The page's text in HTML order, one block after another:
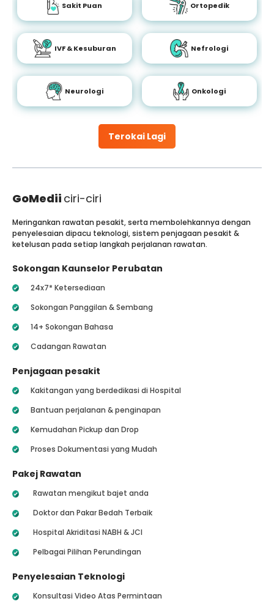
Terokai Lagi
Sakit Puan Ortopedik
IVF & Kesuburan Nefrologi
Neurologi Onkologi
GoMedii ciri-ciri
Meringankan rawatan pesakit, serta membolehkannya dengan
penyelesaian dipacu teknologi, sistem penjagaan pesakit &
ketelusan pada setiap langkah perjalanan rawatan.
Sokongan Kaunselor Perubatan
24x7* Ketersediaan
Sokongan Panggilan & Sembang
14+ Sokongan Bahasa
Cadangan Rawatan
Penjagaan pesakit
Kakitangan yang berdedikasi di Hospital
Bantuan perjalanan & penginapan
Kemudahan Pickup dan Drop
Proses Dokumentasi yang Mudah
Pakej Rawatan
Rawatan mengikut bajet anda
Doktor dan Pakar Bedah Terbaik
Hospital Akriditasi NABH & JCI
Pelbagai Pilihan Perundingan
Penyelesaian Teknologi
Konsultasi Video Atas Permintaan